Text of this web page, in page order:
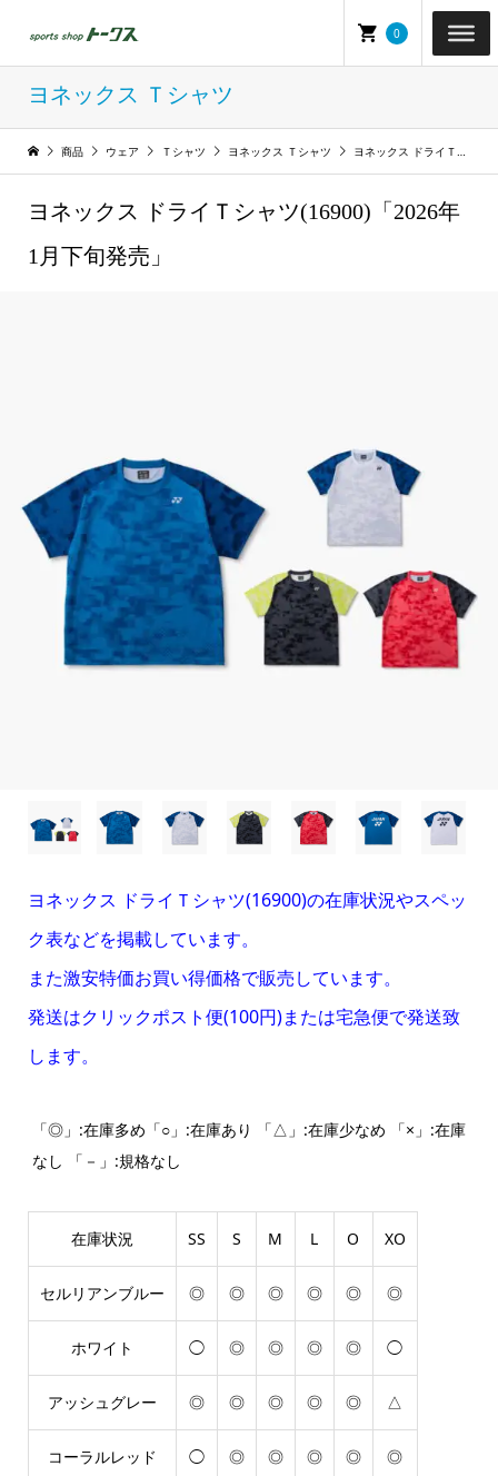
0
ヨネックス Ｔシャツ
商品 ウェア Ｔシャツ ヨネックス Ｔシャツ ヨネックス ドライＴシャツ(16900)「2026年1月下旬発売」
ヨネックス ドライＴシャツ(16900)「2026年
1月下旬発売」
ヨネックス ドライＴシャツ(16900)の在庫状況やスペッ
ク表などを掲載しています。
また激安特価お買い得価格で販売しています。
発送はクリックポスト便(100円)または宅急便で発送致
します。
「◎」:在庫多め「○」:在庫あり 「△」:在庫少なめ 「×」:在庫
なし 「－」:規格なし
在庫状況 SS S M L O XO
セルリアンブルー ◎ ◎ ◎ ◎ ◎ ◎
ホワイト ◯ ◎ ◎ ◎ ◎ ◯
アッシュグレー ◎ ◎ ◎ ◎ ◎ △
コーラルレッド ◯ ◎ ◎ ◎ ◎ ◎